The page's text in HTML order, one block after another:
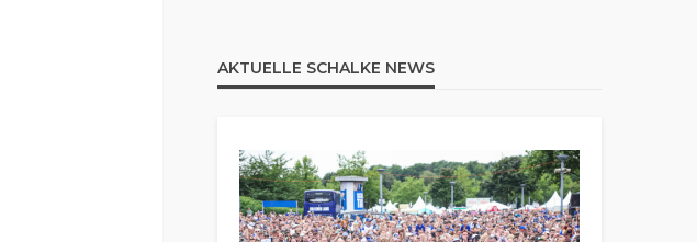
AKTUELLE SCHALKE NEWS